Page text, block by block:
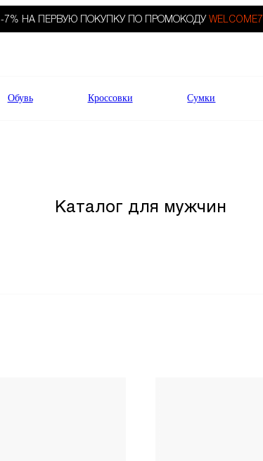
-7% НА ПЕРВУЮ ПОКУПКУ ПО ПРОМОКОДУ WELCOME7.
Обувь Кроссовки Сумки
Каталог для мужчин